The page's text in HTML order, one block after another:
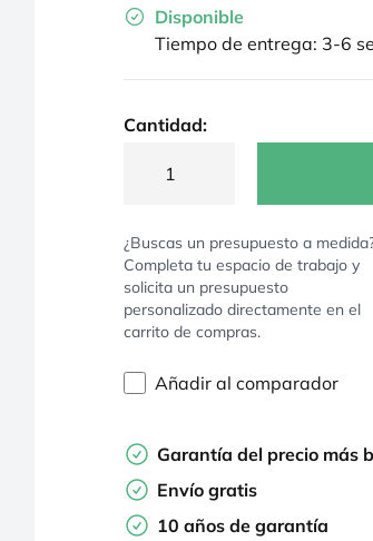
Disponible
Tiempo de entrega: 3-6
Cantidad:
¿Buscas un presupuesto a
Completa tu espacio de trabajo y
solicita un presupuesto
personalizado directamente en el
carrito de compras.
Añadir al comparador
Garantía del precio más
Envío gratis
10 años de garantía